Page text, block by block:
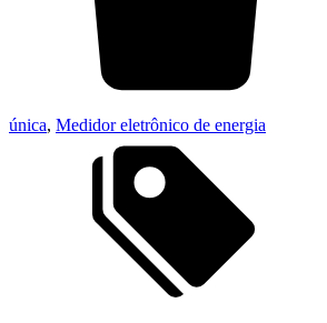
única, Medidor eletrônico de energia